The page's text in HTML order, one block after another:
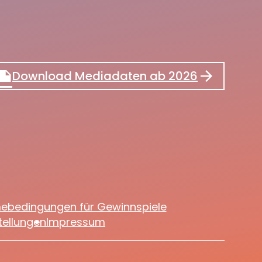
Download Mediadaten ab 2026
für Gewinnspiele
Impressum